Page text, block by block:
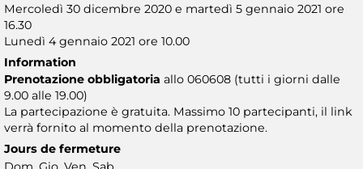
Mercoledì 30 dicembre 2020 e martedì 5 gennaio 2021 ore
16.30
Lunedì 4 gennaio 2021 ore 10.00
Information
Prenotazione obbligatoria allo 060608 (tutti i giorni dalle
9.00 alle 19.00)
La partecipazione è gratuita. Massimo 10 partecipanti, il link
verrà fornito al momento della prenotazione.
Jours de fermeture